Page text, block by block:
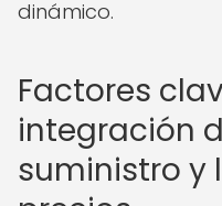
dinámico.
Factores
integración
suministro y